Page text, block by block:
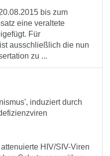
bis zum
eine veraltete
Für
ausschließlich die nun
zu ...
induziert durch
HIV/SIV-Viren